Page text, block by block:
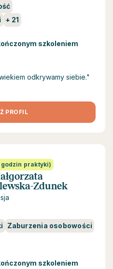
+ 21
szkoleniem
odkrywamy siebie."
PROFIL
praktyki)
Zdunek
Zaburzenia osobowości
szkoleniem